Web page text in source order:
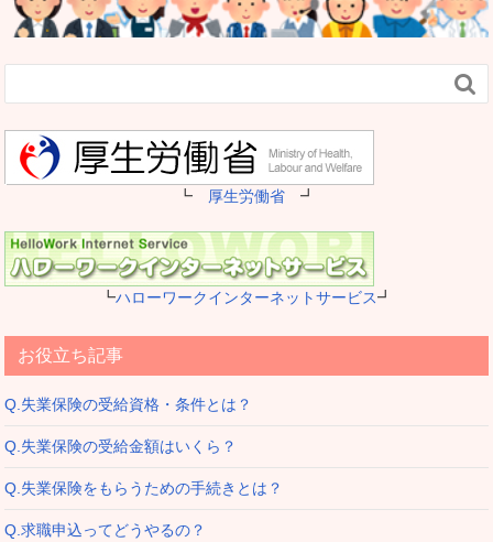

┗ 厚生労働省 ┛
┗ハローワークインターネットサービス┛
お役立ち記事
Q.失業保険の受給資格・条件とは？
Q.失業保険の受給金額はいくら？
Q.失業保険をもらうための手続きとは？
Q.求職申込ってどうやるの？